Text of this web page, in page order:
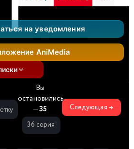
на уведомления
AniMedia
Вы
остановились
—35
36 серия
Следующая →